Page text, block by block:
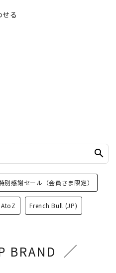
る
search
別感謝セール（会員さま限定）
French Bull (JP)
BRAND